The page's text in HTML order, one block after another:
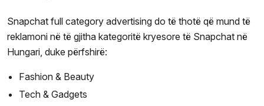
Snapchat full category advertising do të thotë që mund të
reklamoni në të gjitha kategoritë kryesore të Snapchat në
Hungari, duke përfshirë:
Fashion & Beauty
Tech & Gadgets